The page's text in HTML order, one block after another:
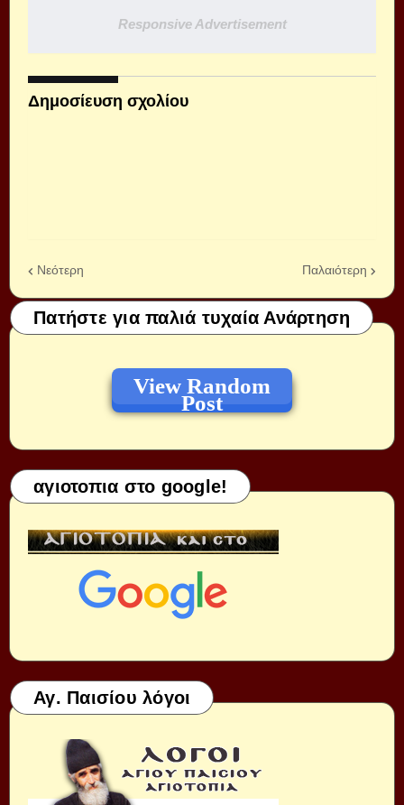
Responsive Advertisement
Δημοσίευση σχολίου
Νεότερη Παλαιότερη
Πατήστε για παλιά τυχαία Ανάρτηση
View Random
Post
αγιοτοπια στο google!
Αγ. Παισίου λόγοι